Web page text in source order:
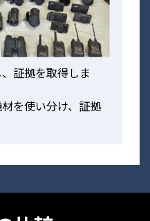
証拠を取得しま
を使い分け、証拠